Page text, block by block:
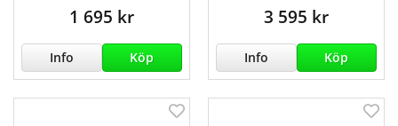
1 695 kr
Info Köp
3 595 kr
Info Köp